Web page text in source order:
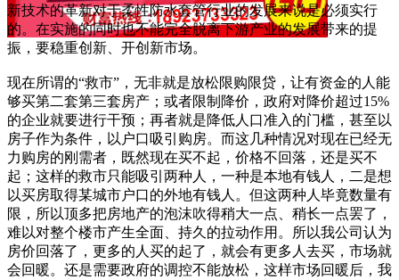
新技术的革新对于柔性防水套管行业的发展来说是必须实行
的。在实施的同时也不能完全脱离下游产业的发展带来的提
振，要稳重创新、开创新市场。
现在所谓的“救市”，无非就是放松限购限贷，让有资金的人能
够买第二套第三套房产；或者限制降价，政府对降价超过15%
的企业就要进行干预；再者就是降低人口准入的门槛，甚至以
房子作为条件，以户口吸引购房。而这几种情况对现在已经无
力购房的刚需者，既然现在买不起，价格不回落，还是买不
起；这样的救市只能吸引两种人，一种是本地有钱人，二是想
以买房取得某城市户口的外地有钱人。但这两种人毕竟数量有
限，所以顶多把房地产的泡沫吹得稍大一点、稍长一点罢了，
难以对整个楼市产生全面、持久的拉动作用。所以我公司认为
房价回落了，更多的人买的起了，就会有更多人去买，市场就
会回暖。还是需要政府的调控不能放松，这样市场回暖后，我